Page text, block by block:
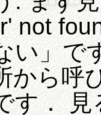
not
い」で
から呼
す．